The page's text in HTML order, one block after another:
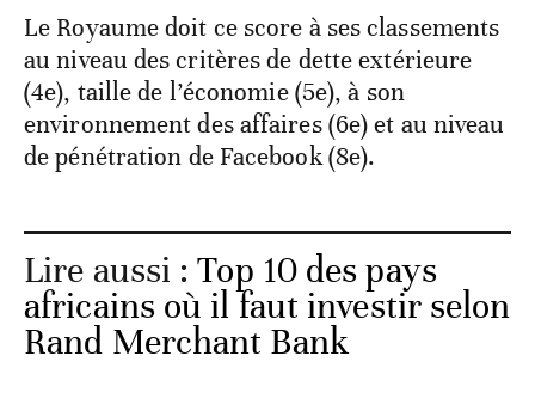
Le Royaume doit ce score à ses classements
au niveau des critères de dette extérieure
(4e), taille de l’économie (5e), à son
environnement des affaires (6e) et au niveau
de pénétration de Facebook (8e).
Lire aussi :Top 10 des pays
africains où il faut investir selon
Rand Merchant Bank